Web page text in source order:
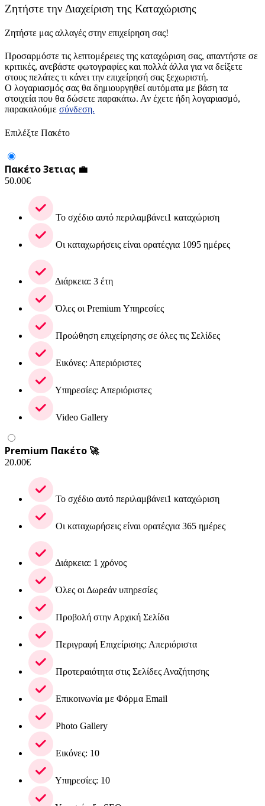
Ζητήστε την Διαχείριση της Καταχώρισης
Ζητήστε μας αλλαγές στην επιχείρηση σας!
Προσαρμόστε τις λεπτομέρειες της καταχώριση σας, απαντήστε σε
κριτικές, ανεβάστε φωτογραφίες και πολλά άλλα για να δείξετε
στους πελάτες τι κάνει την επιχείρησή σας ξεχωριστή.
Ο λογαριασμός σας θα δημιουργηθεί αυτόματα με βάση τα
στοιχεία που θα δώσετε παρακάτω. Αν έχετε ήδη λογαριασμό,
παρακαλούμε σύνδεση.
Επιλέξτε Πακέτο
Πακέτο 3ετιας 💼
50.00€
Το σχέδιο αυτό περιλαμβάνει1 καταχώριση
Οι καταχωρήσεις είναι ορατέςγια 1095 ημέρες
Διάρκεια: 3 έτη
Όλες οι Premium Υπηρεσίες
Προώθηση επιχείρησης σε όλες τις Σελίδες
Εικόνες: Απεριόριστες
Υπηρεσίες: Απεριόριστες
Video Gallery
Premium Πακέτο 🚀
20.00€
Το σχέδιο αυτό περιλαμβάνει1 καταχώριση
Οι καταχωρήσεις είναι ορατέςγια 365 ημέρες
Διάρκεια: 1 χρόνος
Όλες οι Δωρεάν υπηρεσίες
Προβολή στην Αρχική Σελίδα
Περιγραφή Επιχείρισης: Απεριόριστα
Προτεραιότητα στις Σελίδες Αναζήτησης
Επικοινωνία με Φόρμα Email
Photo Gallery
Εικόνες: 10
Υπηρεσίες: 10